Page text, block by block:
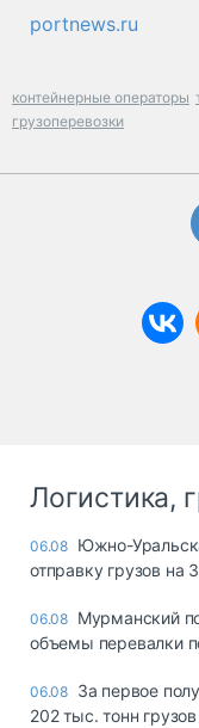
portnews.ru
контейнерные операторы
грузоперевозки
Логистика,
06.08 Южно-
отправку грузов на
06.08 Мурманский
объемы перевалки
06.08 За первое
202 тыс. тонн